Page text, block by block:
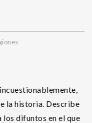
la historia. Describe
difuntos en el que